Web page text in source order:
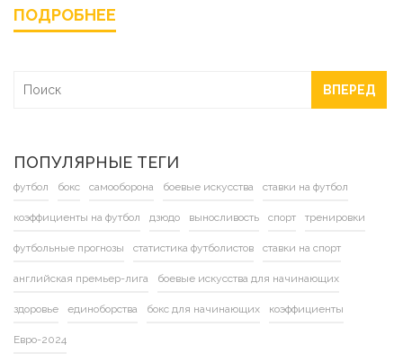
для всей его карьеры. Более того, коснёмся
ПОДРОБНЕЕ
ВПЕРЕД
ПОПУЛЯРНЫЕ ТЕГИ
футбол бокс самооборона боевые искусства ставки на футбол
коэффициенты на футбол дзюдо выносливость спорт тренировки
футбольные прогнозы статистика футболистов ставки на спорт
английская премьер-лига боевые искусства для начинающих
здоровье единоборства бокс для начинающих коэффициенты
Евро-2024